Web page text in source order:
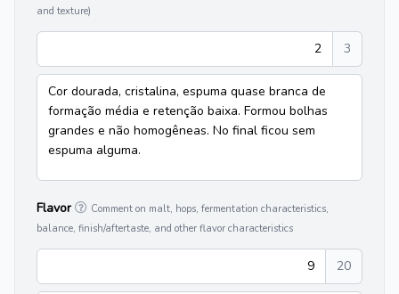
and texture)
2 3
Cor dourada, cristalina, espuma quase branca de
formação média e retenção baixa. Formou bolhas
grandes e não homogêneas. No final ficou sem
espuma alguma.
Flavor
Comment on malt, hops, fermentation characteristics,
balance, finish/aftertaste, and other flavor characteristics
9 20